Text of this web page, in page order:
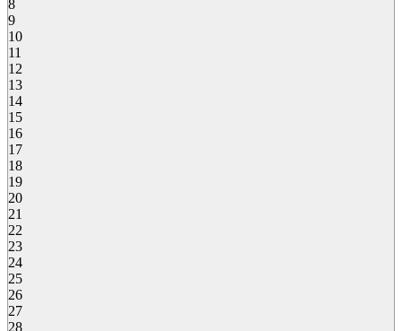
8
9
10
11
12
13
14
15
16
17
18
19
20
21
22
23
24
25
26
27
28